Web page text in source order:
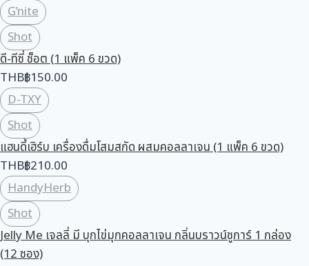
G’nite
Shot
ดี-ทีซี่ ช็อต (1 แพ็ค 6 ขวด)
THB฿150.00
D-TXY
Shot
แฮนดี้เฮิร์บ เครื่องดื่มโสมสกัด ผสมคอลลาเจน (1 แพ็ค 6 ขวด)
THB฿210.00
HandyHerb
Shot
Jelly Me เจลลี่ มี บุกไข่มุกคอลลาเจน กลิ่นบราวน์ชูการ์ 1 กล่อง
(12 ซอง)